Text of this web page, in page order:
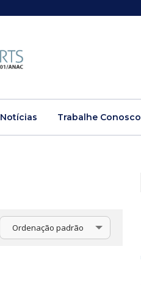
Notícias Trabalhe Conosco
Ordenação padrão